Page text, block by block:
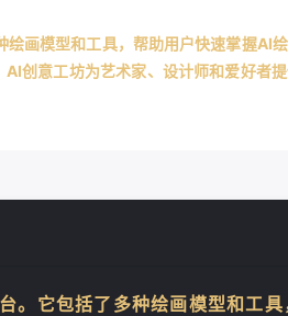
画模型和工具，帮助用户快速掌握AI
创意工坊为艺术家、设计师和爱好者
。它包括了多种绘画模型和工